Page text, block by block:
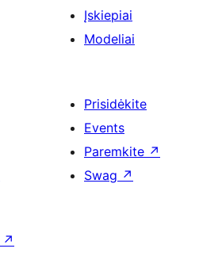
Įskiepiai
Modeliai
Prisidėkite
Events
Paremkite ↗
Swag ↗
↗